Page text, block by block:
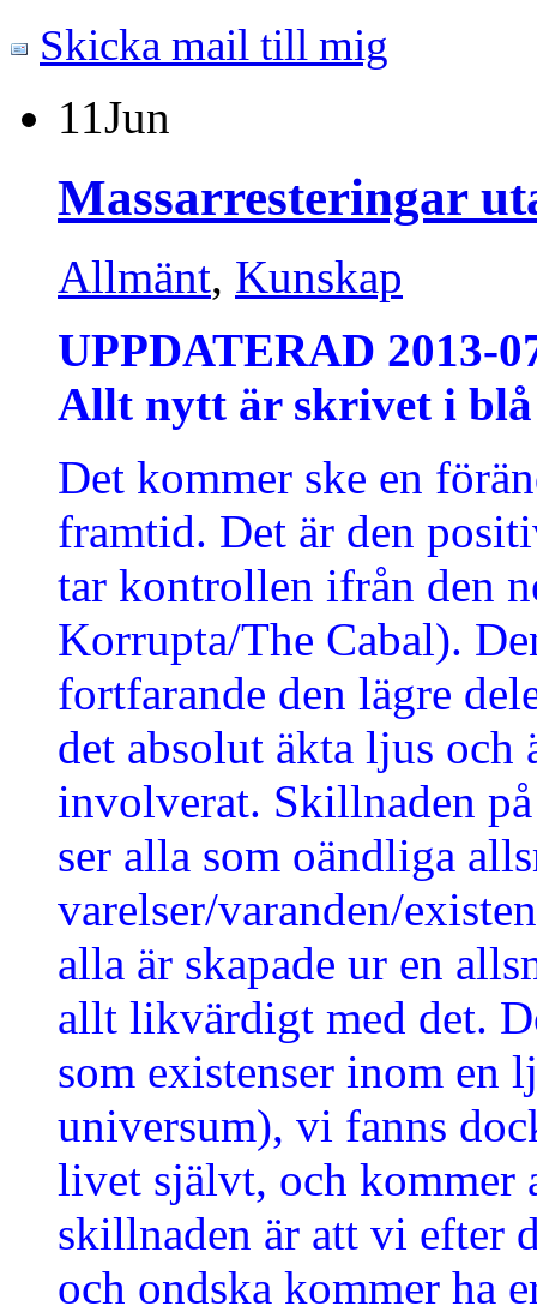
Skicka mail till mig
11Jun
Massarresteringar
Allmänt, Kunskap
UPPDATERAD 2013-
Allt nytt är skrivet i
Det kommer ske en
framtid. Det är den
tar kontrollen ifrån den
Korrupta/The Cabal).
fortfarande den lägre
det absolut äkta ljus
involverat. Skillnaden
ser alla som oändliga
varelser/varanden/
alla är skapade ur en
allt likvärdigt med det.
som existenser inom en
universum), vi fanns
livet självt, och kommer
skillnaden är att vi efter
och ondska kommer ha